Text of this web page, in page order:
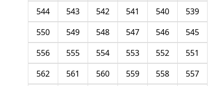
539
540
541
542
543
544
545
546
547
548
549
550
551
552
553
554
555
556
557
558
559
560
561
562